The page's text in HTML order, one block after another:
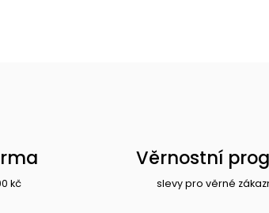
kč
Věrnostní
slevy pro věrné